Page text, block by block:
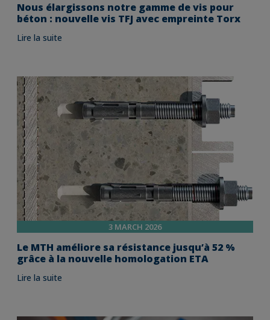
Nous élargissons notre gamme de vis pour
béton : nouvelle vis TFJ avec empreinte Torx
Lire la suite
3 MARCH 2026
Le MTH améliore sa résistance jusqu’à 52 %
grâce à la nouvelle homologation ETA
Lire la suite